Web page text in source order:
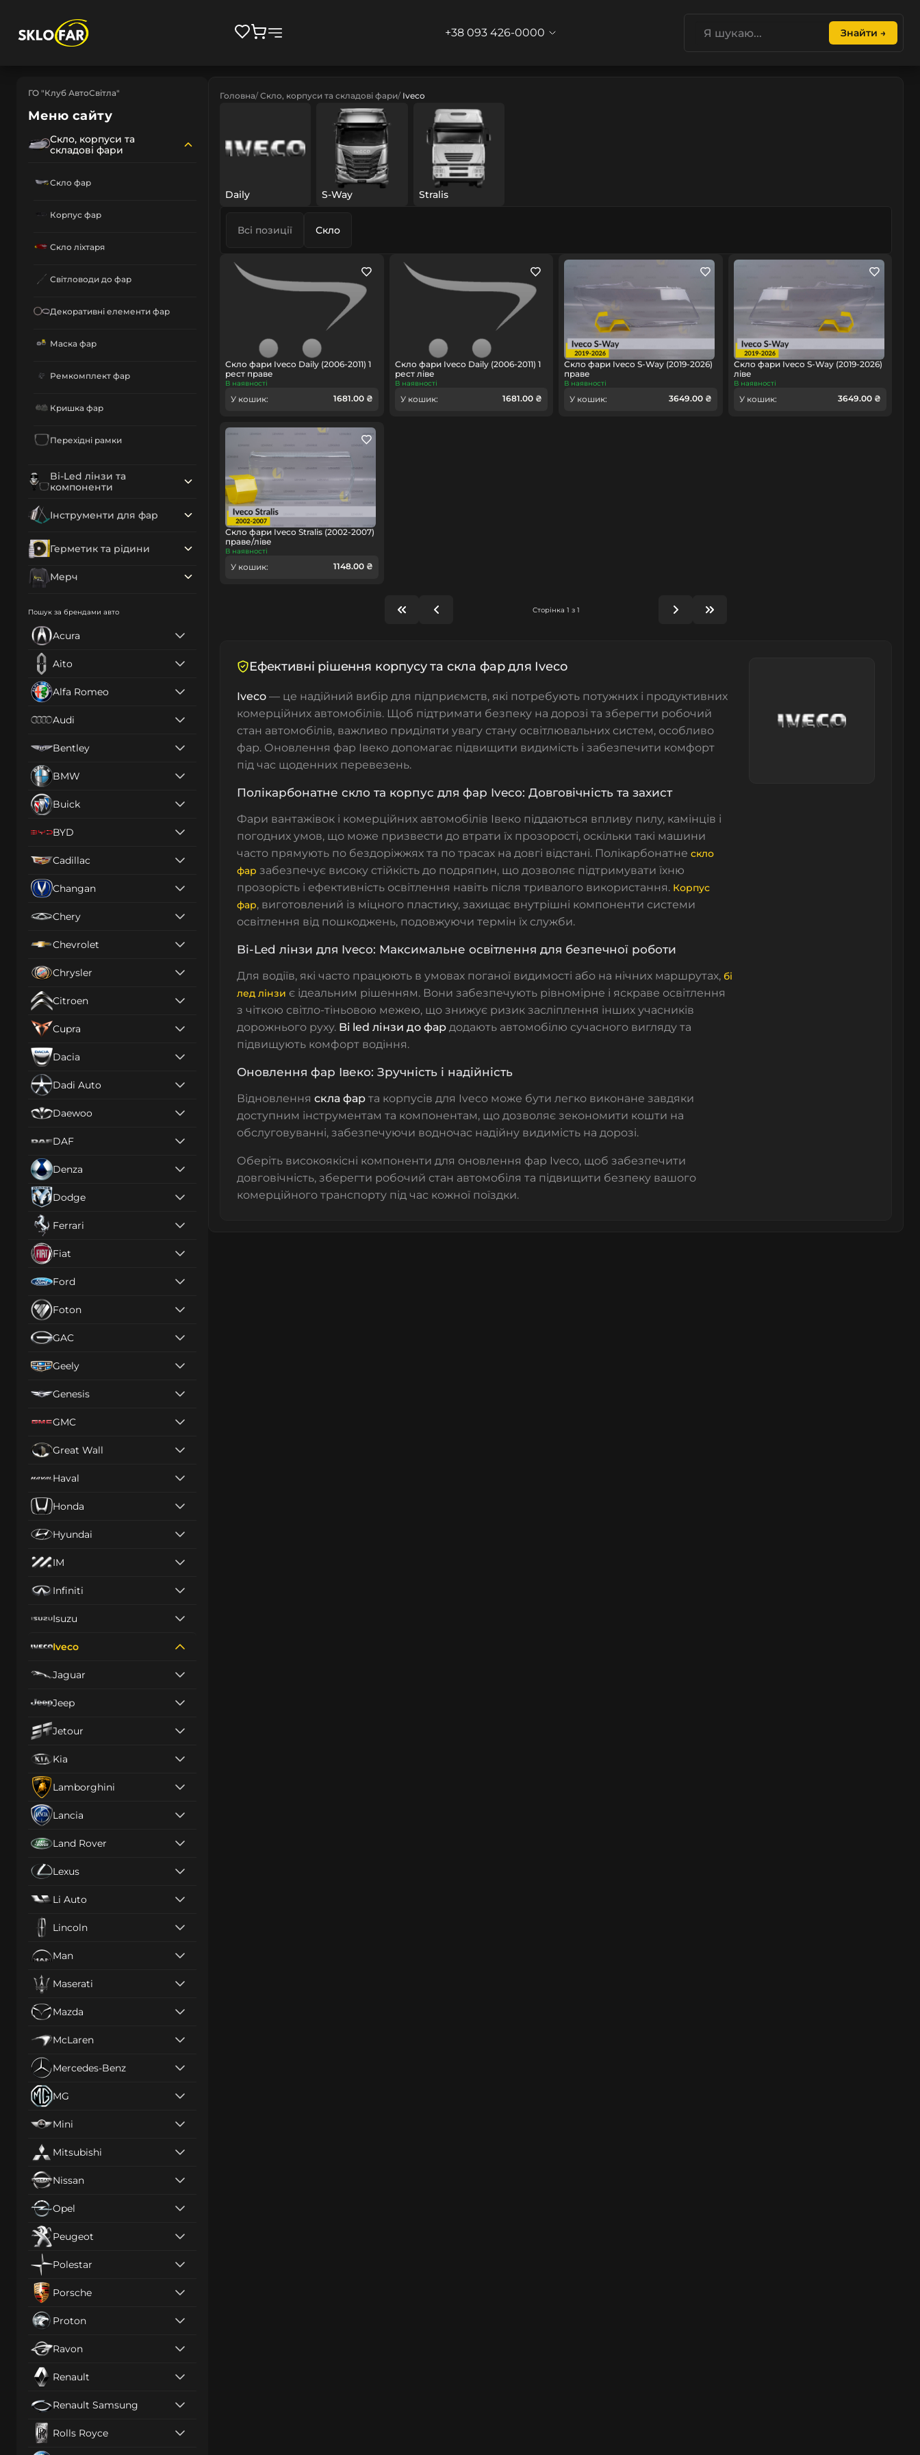
+38 093 426-0000 Знайти →
ГО "Клуб АвтоСвітла"
Меню сайту
Скло, корпуси та
складові фари
Скло фар
Корпус фар
Скло ліхтаря
Світловоди до фар
Декоративні елементи фар
Маска фар
Ремкомплект фар
Кришка фар
Перехідні рамки
Bi-Led лінзи та
компоненти
Інструменти для фар
Герметик та рідини
Мерч
Пошук за брендами авто
Acura
Aito
Alfa Romeo
Audi
Bentley
BMW
Buick
BYD
Cadillac
Changan
Chery
Chevrolet
Chrysler
Citroen
Cupra
Dacia
Dadi Auto
Daewoo
DAF
Denza
Dodge
Ferrari
Fiat
Ford
Foton
GAC
Geely
Genesis
GMC
Great Wall
Haval
Honda
Hyundai
IM
Infiniti
Isuzu
Iveco
Jaguar
Jeep
Jetour
Kia
Lamborghini
Lancia
Land Rover
Lexus
Li Auto
Lincoln
Man
Maserati
Mazda
McLaren
Mercedes-Benz
MG
Mini
Mitsubishi
Nissan
Opel
Peugeot
Polestar
Porsche
Proton
Ravon
Renault
Renault Samsung
Rolls Royce
Головна Скло, корпуси та складові фари Iveco
Daily S-Way Stralis
Всі позиції Скло
Скло фари Iveco Daily (2006-2011) 1
рест праве
В наявності
У кошик: 1681.00 ₴
Скло фари Iveco Daily (2006-2011) 1
рест ліве
В наявності
У кошик: 1681.00 ₴
Скло фари Iveco S-Way (2019-2026)
праве
В наявності
У кошик: 3649.00 ₴
Скло фари Iveco S-Way (2019-2026)
ліве
В наявності
У кошик: 3649.00 ₴
Скло фари Iveco Stralis (2002-2007)
праве/ліве
В наявності
У кошик: 1148.00 ₴
Сторінка 1 з 1
Ефективні рішення корпусу та скла фар для Iveco
Iveco — це надійний вибір для підприємств, які потребують потужних і продуктивних
комерційних автомобілів. Щоб підтримати безпеку на дорозі та зберегти робочий
стан автомобілів, важливо приділяти увагу стану освітлювальних систем, особливо
фар. Оновлення фар Івеко допомагає підвищити видимість і забезпечити комфорт
під час щоденних перевезень.
Полікарбонатне скло та корпус для фар Iveco: Довговічність та захист
Фари вантажівок і комерційних автомобілів Івеко піддаються впливу пилу, камінців і
погодних умов, що може призвести до втрати їх прозорості, оскільки такі машини
часто прямують по бездоріжжях та по трасах на довгі відстані. Полікарбонатне скло
фар забезпечує високу стійкість до подряпин, що дозволяє підтримувати їхню
прозорість і ефективність освітлення навіть після тривалого використання. Корпус
фар, виготовлений із міцного пластику, захищає внутрішні компоненти системи
освітлення від пошкоджень, подовжуючи термін їх служби.
Bi-Led лінзи для Iveco: Максимальне освітлення для безпечної роботи
Для водіїв, які часто працюють в умовах поганої видимості або на нічних маршрутах, бі
лед лінзи є ідеальним рішенням. Вони забезпечують рівномірне і яскраве освітлення
з чіткою світло-тіньовою межею, що знижує ризик засліплення інших учасників
дорожнього руху. Bi led лінзи до фар додають автомобілю сучасного вигляду та
підвищують комфорт водіння.
Оновлення фар Івеко: Зручність і надійність
Відновлення скла фар та корпусів для Iveco може бути легко виконане завдяки
доступним інструментам та компонентам, що дозволяє зекономити кошти на
обслуговуванні, забезпечуючи водночас надійну видимість на дорозі.
Оберіть високоякісні компоненти для оновлення фар Iveco, щоб забезпечити
довговічність, зберегти робочий стан автомобіля та підвищити безпеку вашого
комерційного транспорту під час кожної поїздки.